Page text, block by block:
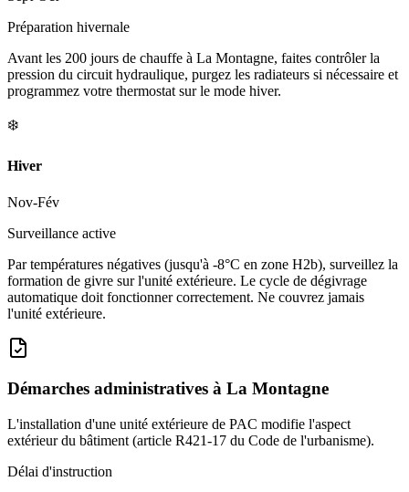
Préparation hivernale
Avant les 200 jours de chauffe à La Montagne, faites contrôler la
pression du circuit hydraulique, purgez les radiateurs si nécessaire et
programmez votre thermostat sur le mode hiver.
❄️
Hiver
Nov-Fév
Surveillance active
Par températures négatives (jusqu'à -8°C en zone H2b), surveillez la
formation de givre sur l'unité extérieure. Le cycle de dégivrage
automatique doit fonctionner correctement. Ne couvrez jamais
l'unité extérieure.
Démarches administratives à La Montagne
L'installation d'une unité extérieure de PAC modifie l'aspect
extérieur du bâtiment (article R421-17 du Code de l'urbanisme).
Délai d'instruction